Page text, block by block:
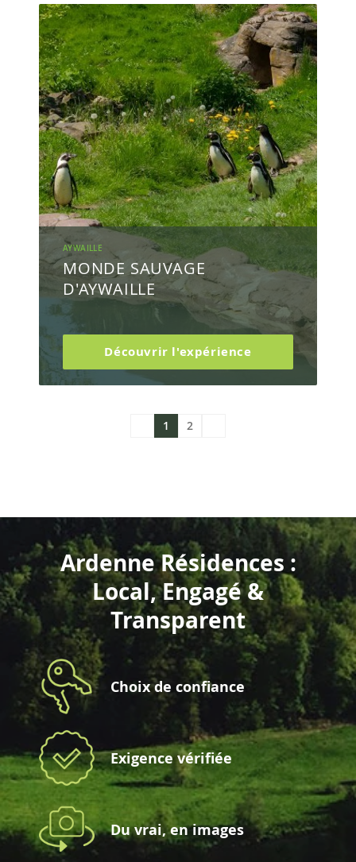
AYWAILLE
MONDE SAUVAGE
D'AYWAILLE
Découvrir l'expérience
1 2
Ardenne Résidences :
Local, Engagé &
Transparent
Choix de confiance
Exigence vérifiée
Du vrai, en images